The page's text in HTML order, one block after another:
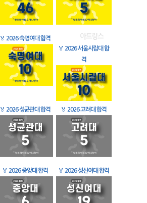
🏅 2026 숙명여대 합격
🏅 2026 서울시립대 합
격
🏅 2026 성균관대 합격 🏅 2026 고려대 합격
🏅 2026 중앙대 합격 🏅 2026 성신여대 합격